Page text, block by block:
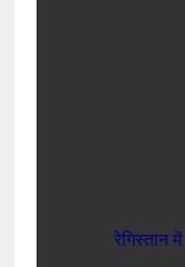
रेगिस्तान में